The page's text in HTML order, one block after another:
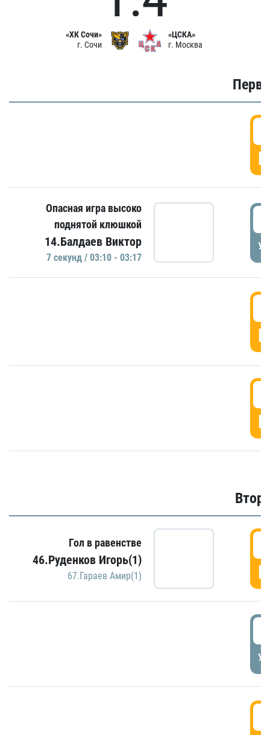
«ХК Сочи»
г. Сочи
«ЦСКА»
г. Москва
Опасная игра высоко
поднятой клюшкой
14.Балдаев Виктор
7 секунд / 03:10 - 03:17
Гол в равенстве
46.Руденков Игорь(1)
67.Гараев Амир(1)